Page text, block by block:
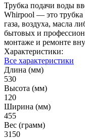
Трубка подачи воды
Whirpool — это трубка
газа, воздуха, масла
бытовых и
монтаже и ремонте
Характеристики:
Все характеристики
Длина (мм)
530
Высота (мм)
120
Ширина (мм)
455
Вес (грамм)
3150